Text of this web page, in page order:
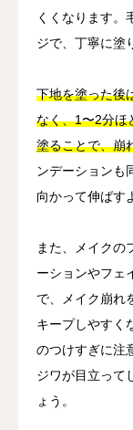
くくなります。
ジで、丁寧に塗
下地を塗った後
なく、1〜2分ほ
塗ることで、崩
ンデーションも
向かって伸ばす
また、メイクの
ーションやフェ
で、メイク崩れ
キープしやすく
のつけすぎに注
ジワが目立って
ょう。